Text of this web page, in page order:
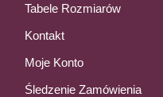
Tabele Rozmiarów
Kontakt
Moje Konto
Śledzenie Zamówienia